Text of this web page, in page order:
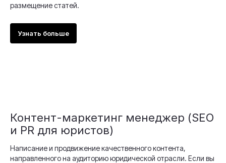
размещение статей.
Узнать больше
Контент-маркетинг менеджер (SEO
и PR для юристов)
Написание и продвижение качественного контента,
направленного на аудиторию юридической отрасли. Если вы